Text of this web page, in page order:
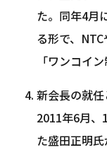
た。同年4月
る形で、
「ワンコイ
新会長の就
2011年6月、
た盛田正明